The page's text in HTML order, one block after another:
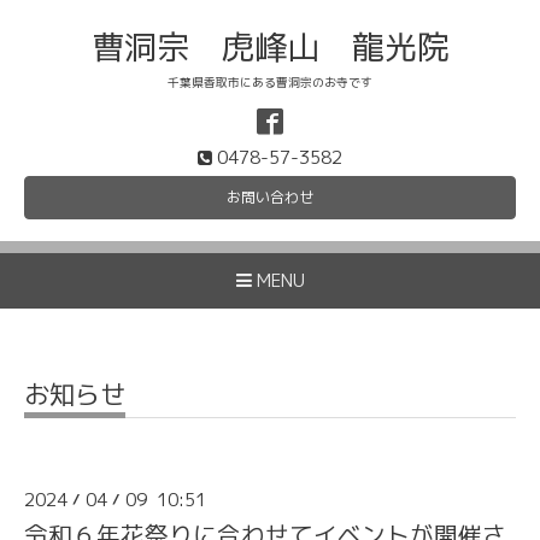
曹洞宗 虎峰山 龍光院
千葉県香取市にある曹洞宗のお寺です
0478-57-3582
お問い合わせ
MENU
お知らせ
2024 / 04 / 09 10:51